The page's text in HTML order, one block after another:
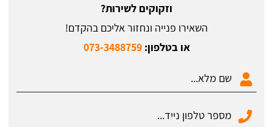
וזקוקים לשירות?
השאירו פנייה ונחזור אליכם בהקדם!
או בטלפון:073-3488759